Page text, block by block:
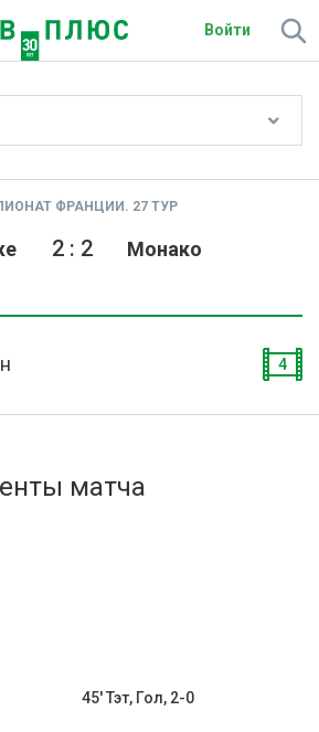
Войти
ФРАНЦИИ. 27 ТУР
Монако
2: 2
4
матча
45' Тэт, Гол, 2-0